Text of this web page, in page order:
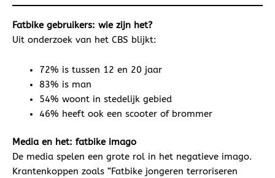
Fatbike gebruikers: wie zijn het?
Uit onderzoek van het CBS blijkt:
72% is tussen 12 en 20 jaar
83% is man
54% woont in stedelijk gebied
46% heeft ook een scooter of brommer
Media en het: fatbike imago
De media spelen een grote rol in het negatieve imago.
Krantenkoppen zoals “Fatbike jongeren terroriseren